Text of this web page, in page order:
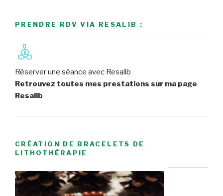
PRENDRE RDV VIA RESALIB :
Réserver une séance avec Resalib
Retrouvez toutes mes prestations sur ma page
Resalib
CRÉATION DE BRACELETS DE
LITHOTHÉRAPIE